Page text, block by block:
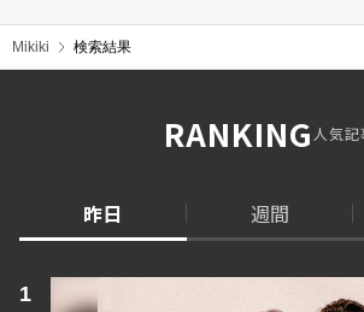
Mikiki 検索結果
RANKING人気記
昨日 週間